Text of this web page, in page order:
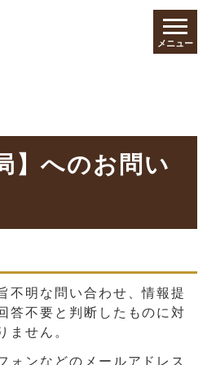
メニュー
】へのお問い
不明な問い合わせ、情報提
答不要と判断したものに対
ません。
ォンなどのメールアドレス